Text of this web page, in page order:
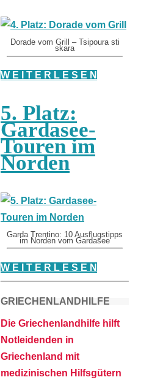
Dorade vom Grill – Tsipoura sti
skara
W E I T E R L E S E N
5. Platz:
Gardasee-
Touren im
Norden
Garda Trentino: 10 Ausflugstipps
im Norden vom Gardasee
W E I T E R L E S E N
GRIECHENLANDHILFE
Die Griechenlandhilfe hilft
Notleidenden in
Griechenland mit
medizinischen Hilfsgütern